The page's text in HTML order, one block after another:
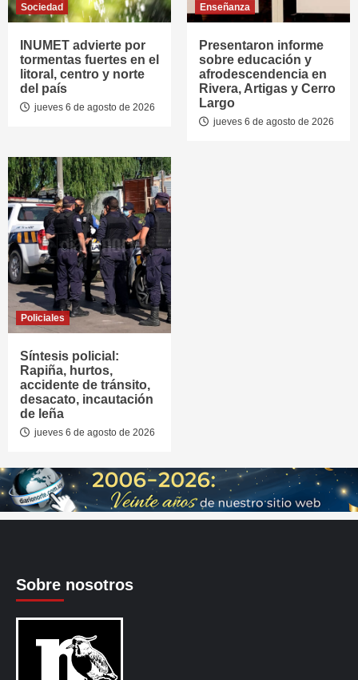
Sociedad
INUMET advierte por
tormentas fuertes en el
litoral, centro y norte
del país
jueves 6 de agosto de 2026
Enseñanza
Presentaron informe
sobre educación y
afrodescendencia en
Rivera, Artigas y Cerro
Largo
jueves 6 de agosto de 2026
Policiales
Síntesis policial:
Rapiña, hurtos,
accidente de tránsito,
desacato, incautación
de leña
jueves 6 de agosto de 2026
Sobre nosotros